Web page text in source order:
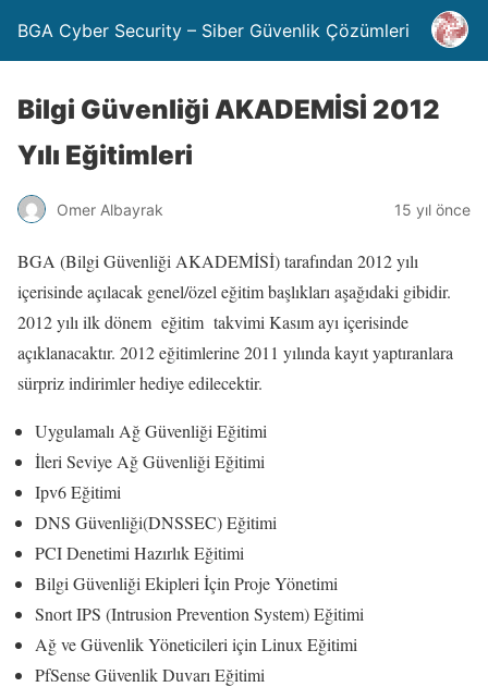
BGA Cyber Security – Siber Güvenlik Çözümleri
Bilgi Güvenliği AKADEMİSİ 2012
Yılı Eğitimleri
Omer Albayrak 15 yıl önce
BGA (Bilgi Güvenliği AKADEMİSİ) tarafından 2012 yılı
içerisinde açılacak genel/özel eğitim başlıkları aşağıdaki gibidir.
2012 yılı ilk dönem eğitim takvimi Kasım ayı içerisinde
açıklanacaktır. 2012 eğitimlerine 2011 yılında kayıt yaptıranlara
sürpriz indirimler hediye edilecektir.
Uygulamalı Ağ Güvenliği Eğitimi
İleri Seviye Ağ Güvenliği Eğitimi
Ipv6 Eğitimi
DNS Güvenliği(DNSSEC) Eğitimi
PCI Denetimi Hazırlık Eğitimi
Bilgi Güvenliği Ekipleri İçin Proje Yönetimi
Snort IPS (Intrusion Prevention System) Eğitimi
Ağ ve Güvenlik Yöneticileri için Linux Eğitimi
PfSense Güvenlik Duvarı Eğitimi